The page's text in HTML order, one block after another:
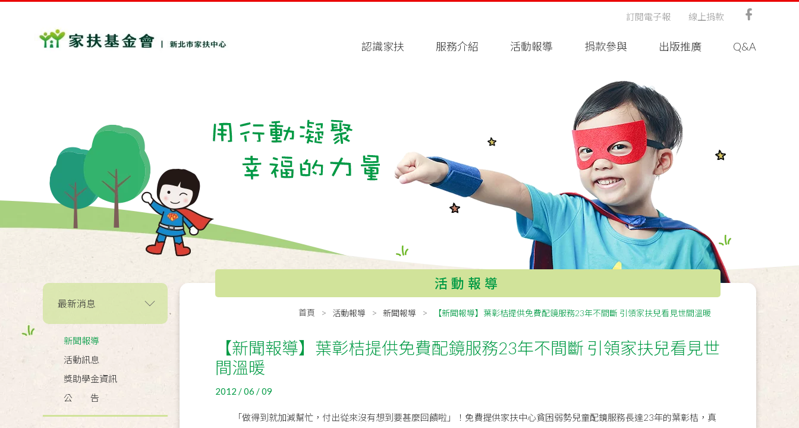
認識家扶 服務介紹 活動報導 捐款參與 出版推廣 Q&A
訂閱電子報 線上捐款
最新消息
新聞報導
活動訊息
獎助學金資訊
公 告
活動報導
首頁 活動報導 新聞報導 【新聞報導】葉彰桔提供免費配鏡服務23年不間斷 引領家扶兒看見世間溫暖
【新聞報導】葉彰桔提供免費配鏡服務23年不間斷 引領家扶兒看見世
間溫暖
2012 / 06 / 09
「做得到就加減幫忙，付出從來沒有想到要甚麼回饋啦」！免費提供家扶中心貧困弱勢兒童配鏡服務長達23年的葉彰桔，真